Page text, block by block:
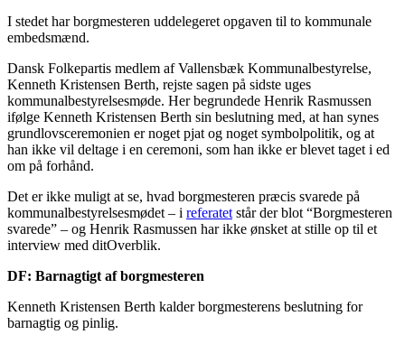
I stedet har borgmesteren uddelegeret opgaven til to kommunale
embedsmænd.
Dansk Folkepartis medlem af Vallensbæk Kommunalbestyrelse,
Kenneth Kristensen Berth, rejste sagen på sidste uges
kommunalbestyrelsesmøde. Her begrundede Henrik Rasmussen
ifølge Kenneth Kristensen Berth sin beslutning med, at han synes
grundlovsceremonien er noget pjat og noget symbolpolitik, og at
han ikke vil deltage i en ceremoni, som han ikke er blevet taget i ed
om på forhånd.
Det er ikke muligt at se, hvad borgmesteren præcis svarede på
kommunalbestyrelsesmødet – i referatet står der blot “Borgmesteren
svarede” – og Henrik Rasmussen har ikke ønsket at stille op til et
interview med ditOverblik.
DF: Barnagtigt af borgmesteren
Kenneth Kristensen Berth kalder borgmesterens beslutning for
barnagtig og pinlig.